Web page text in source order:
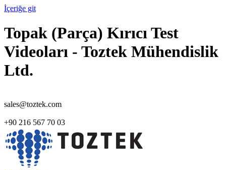
İçeriğe git
Topak (Parça) Kırıcı Test
Videoları - Toztek Mühendislik
Ltd.
sales@toztek.com
+90 216 567 70 03